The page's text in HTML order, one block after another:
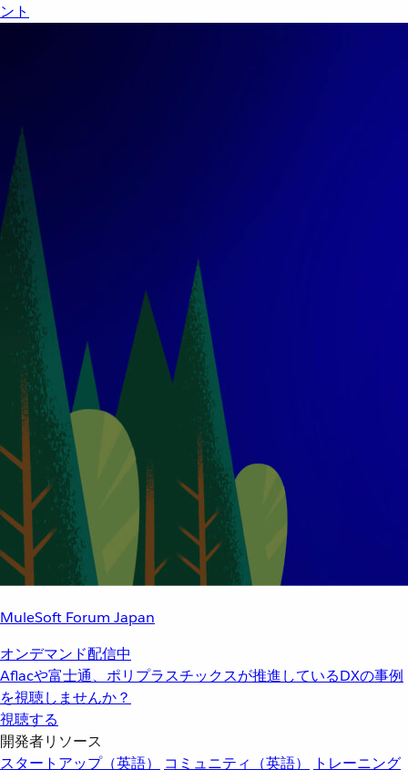
ント
MuleSoft Forum Japan
オンデマンド配信中
Aflacや富士通、ポリプラスチックスが推進しているDXの事例
を視聴しませんか？
視聴する
開発者リソース
スタートアップ（英語）
コミュニティ（英語）
トレーニング